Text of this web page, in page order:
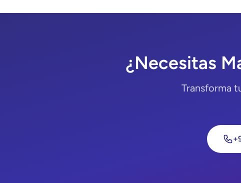
¿Necesitas
Transforma